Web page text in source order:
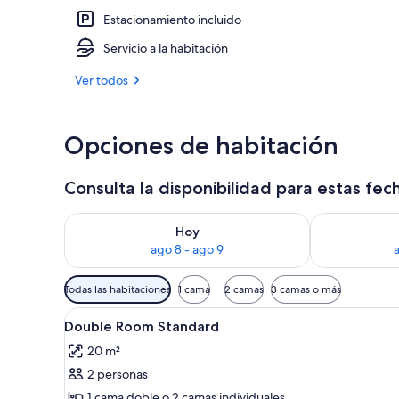
Estacionamiento incluido
Servicio a la habitación
Ver todos
Opciones de habitación
Consulta la disponibilidad para estas
Hoy
ago 8 - ago 9
Consulta la disponibilidad para hoy ago 8 - ago 9
Consulta la
Filtros
disponibles
para
las
habitaciones
Todas las habitaciones 1 cama 2 camas 3 camas o más
Ver
todas
las
fotos
Un baño con un espejo
2
Double Room Standard
20 m²
2 personas